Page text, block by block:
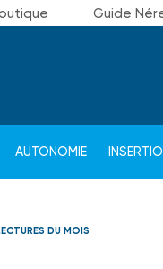
Guide
AUTONOMIE
DU MOIS